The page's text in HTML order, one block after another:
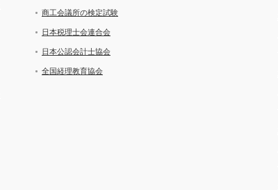
商工会議所の検定試験
日本税理士会連合会
日本公認会計士協会
全国経理教育協会